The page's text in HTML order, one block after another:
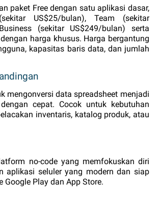
paket Free dengan satu aplikasi dasar,
US$25/bulan), Team (sekitar
(sekitar US$249/bulan) serta
harga khusus. Harga bergantung
kapasitas baris data, dan jumlah
mengonversi data spreadsheet menjadi
cepat. Cocok untuk kebutuhan
inventaris, katalog produk, atau
no‑code yang memfokuskan diri
aplikasi seluler yang modern dan siap
Google Play dan App Store.